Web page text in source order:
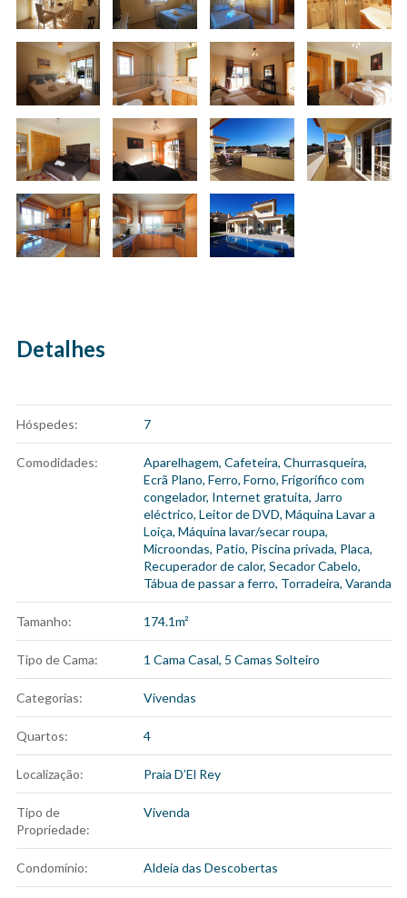
Detalhes
Hóspedes: 7
Comodidades: Aparelhagem, Cafeteira, Churrasqueira,
Ecrã Plano, Ferro, Forno, Frigorífico com
congelador, Internet gratuita, Jarro
eléctrico, Leitor de DVD, Máquina Lavar a
Loiça, Máquina lavar/secar roupa,
Microondas, Patio, Piscina privada, Placa,
Recuperador de calor, Secador Cabelo,
Tábua de passar a ferro, Torradeira, Varanda
Tamanho: 174.1m²
Tipo de Cama: 1 Cama Casal, 5 Camas Solteiro
Categorias: Vivendas
Quartos: 4
Localização: Praia D’El Rey
Tipo de
Propriedade:
Vivenda
Condomínio: Aldeia das Descobertas